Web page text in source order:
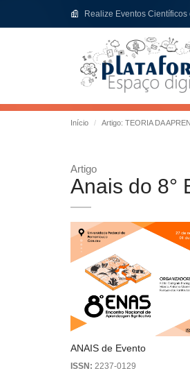
Realize Eventos Científicos
Início Artigo: TEORIA DA
Artigo
Anais do 8°
ANAIS de Evento
ISSN: 2237-0129